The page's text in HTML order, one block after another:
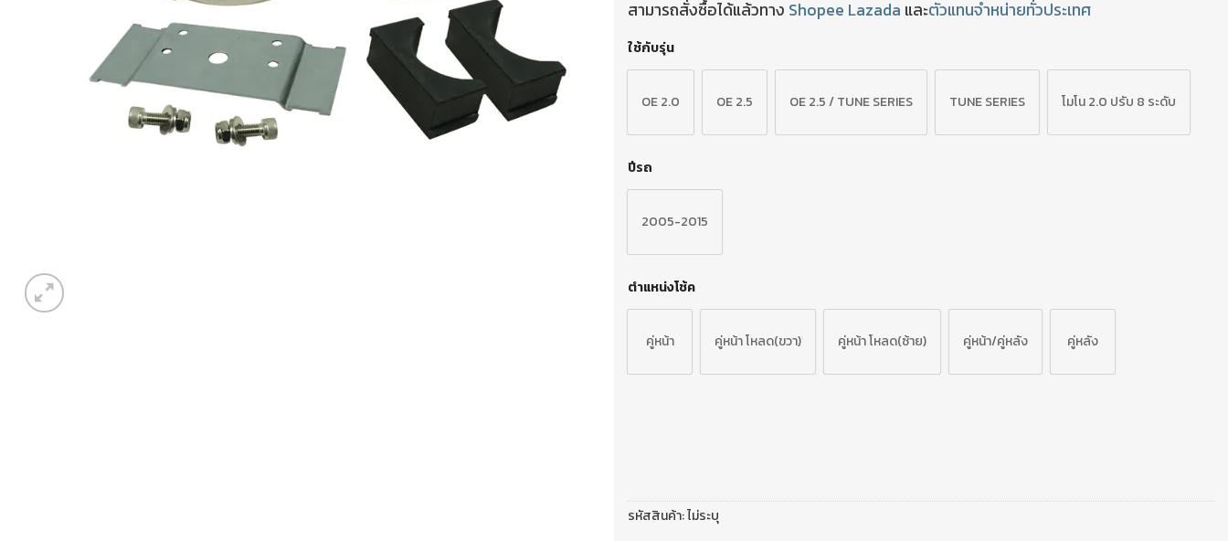
สามารถสั่งซื้อได้แล้วทาง Shopee Lazada และตัวแทนจำหน่ายทั่วประเทศ
ใช้กับรุ่น
OE 2.0 OE 2.5 OE 2.5 / TUNE SERIES TUNE SERIES โมโน 2.0 ปรับ 8 ระดับ
ปีรถ
2005-2015
ตำแหน่งโช้ค
คู่หน้า คู่หน้า โหลด(ขวา) คู่หน้า โหลด(ซ้าย) คู่หน้า/คู่หลัง คู่หลัง
รหัสสินค้า:ไม่ระบุ